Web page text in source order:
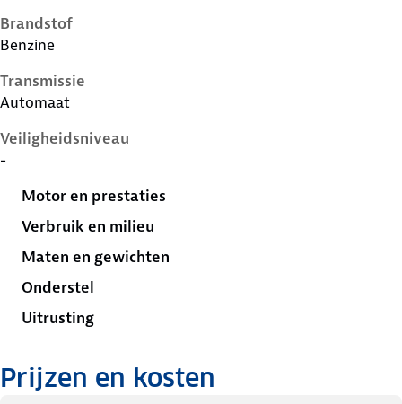
Brandstof
Benzine
Transmissie
Automaat
Veiligheidsniveau
-
Motor en prestaties
Verbruik en milieu
Maten en gewichten
Onderstel
Uitrusting
Prijzen en kosten